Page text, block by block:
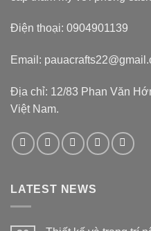
Điện thoại: 0904901139
Email:
Địa chỉ: 12/83 Phan Văn
Việt Nam.
LATEST NEWS